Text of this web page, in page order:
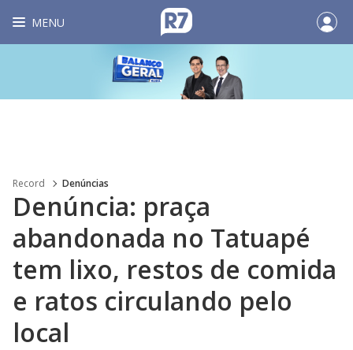
MENU
Record Denúncias
Denúncia: praça
abandonada no Tatuapé
tem lixo, restos de comida
e ratos circulando pelo
local